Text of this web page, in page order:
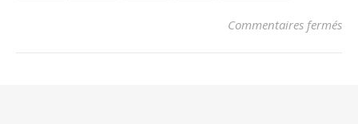
Commentaires fermés